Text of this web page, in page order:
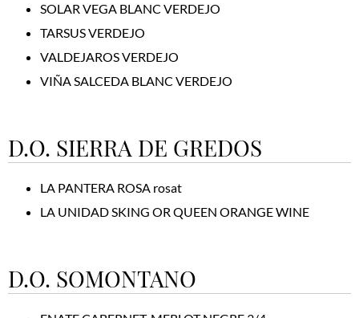
SOLAR VEGA BLANC VERDEJO
TARSUS VERDEJO
VALDEJAROS VERDEJO
VIÑA SALCEDA BLANC VERDEJO
D.O. SIERRA DE GREDOS
LA PANTERA ROSA rosat
LA UNIDAD SKING OR QUEEN ORANGE WINE
D.O. SOMONTANO